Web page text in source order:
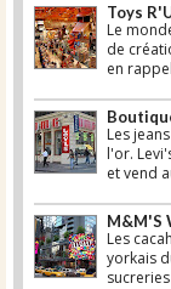
Toys
Le
de
en
Les
l'or.
et vend
M&M'S
Les
yorkais